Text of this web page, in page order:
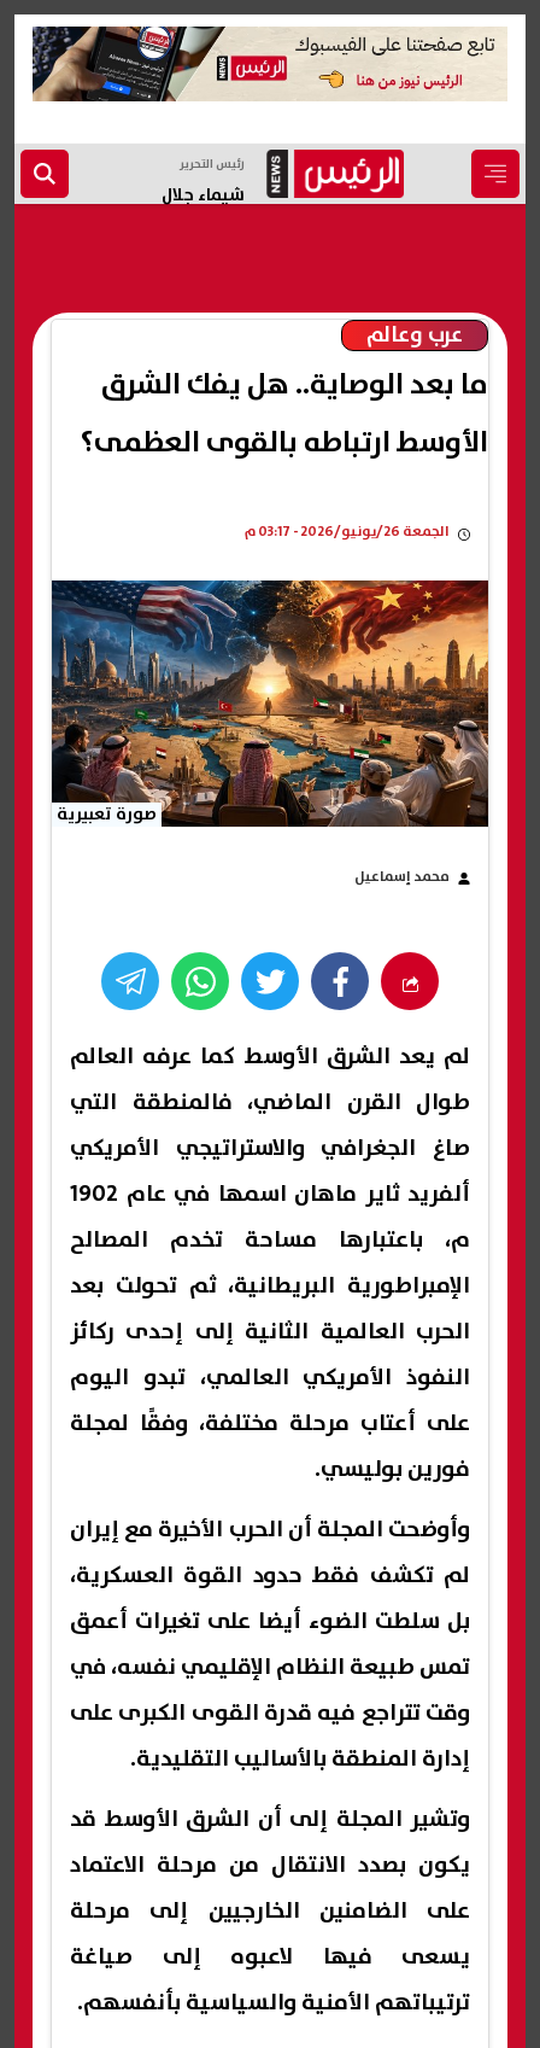
رئيس التحرير
شيماء جلال
عرب وعالم
ما بعد الوصاية.. هل يفك الشرق
الأوسط ارتباطه بالقوى العظمى؟
الجمعة 26/يونيو/2026 - 03:17 م
صورة تعبيرية
محمد إسماعيل
لم يعد الشرق الأوسط كما عرفه العالم
طوال القرن الماضي، فالمنطقة التي
صاغ الجغرافي والاستراتيجي الأمريكي
ألفريد ثاير ماهان اسمها في عام 1902
م، باعتبارها مساحة تخدم المصالح
الإمبراطورية البريطانية، ثم تحولت بعد
الحرب العالمية الثانية إلى إحدى ركائز
النفوذ الأمريكي العالمي، تبدو اليوم
على أعتاب مرحلة مختلفة، وفقًا لمجلة
فورين بوليسي.
وأوضحت المجلة أن الحرب الأخيرة مع إيران
لم تكشف فقط حدود القوة العسكرية،
بل سلطت الضوء أيضا على تغيرات أعمق
تمس طبيعة النظام الإقليمي نفسه، في
وقت تتراجع فيه قدرة القوى الكبرى على
إدارة المنطقة بالأساليب التقليدية.
وتشير المجلة إلى أن الشرق الأوسط قد
يكون بصدد الانتقال من مرحلة الاعتماد
على الضامنين الخارجيين إلى مرحلة
يسعى فيها لاعبوه إلى صياغة
ترتيباتهم الأمنية والسياسية بأنفسهم.